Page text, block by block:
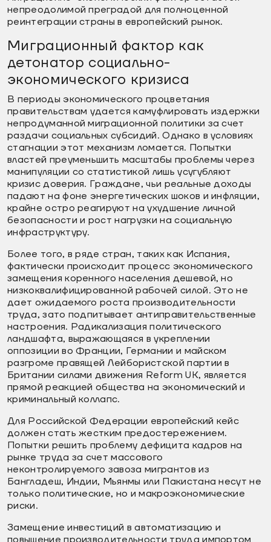
непреодолимой преградой для полноценной
реинтеграции страны в европейский рынок.
Миграционный фактор как
детонатор социально-
экономического кризиса
В периоды экономического процветания
правительствам удается камуфлировать издержки
непродуманной миграционной политики за счет
раздачи социальных субсидий. Однако в условиях
стагнации этот механизм ломается. Попытки
властей преуменьшить масштабы проблемы через
манипуляции со статистикой лишь усугубляют
кризис доверия. Граждане, чьи реальные доходы
падают на фоне энергетических шоков и инфляции,
крайне остро реагируют на ухудшение личной
безопасности и рост нагрузки на социальную
инфраструктуру.
Более того, в ряде стран, таких как Испания,
фактически происходит процесс экономического
замещения коренного населения дешевой, но
низкоквалифицированной рабочей силой. Это не
дает ожидаемого роста производительности
труда, зато подпитывает антиправительственные
настроения. Радикализация политического
ландшафта, выражающаяся в укреплении
оппозиции во Франции, Германии и майском
разгроме правящей Лейбористской партии в
Британии силами движения Reform UK, является
прямой реакцией общества на экономический и
криминальный коллапс.
Для Российской Федерации европейский кейс
должен стать жестким предостережением.
Попытки решить проблему дефицита кадров на
рынке труда за счет массового
неконтролируемого завоза мигрантов из
Бангладеш, Индии, Мьянмы или Пакистана несут не
только политические, но и макроэкономические
риски.
Замещение инвестиций в автоматизацию и
повышение производительности труда импортом